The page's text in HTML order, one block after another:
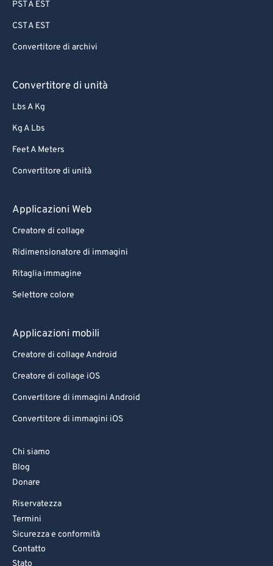
PST A EST
CST A EST
Convertitore di archivi
Convertitore di unità
Lbs A Kg
Kg A Lbs
Feet A Meters
Convertitore di unità
Applicazioni Web
Creatore di collage
Ridimensionatore di immagini
Ritaglia immagine
Selettore colore
Applicazioni mobili
Creatore di collage Android
Creatore di collage iOS
Convertitore di immagini Android
Convertitore di immagini iOS
Chi siamo
Blog
Donare
Riservatezza
Termini
Sicurezza e conformità
Contatto
Stato